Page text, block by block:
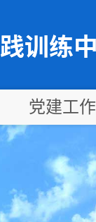
党建工作